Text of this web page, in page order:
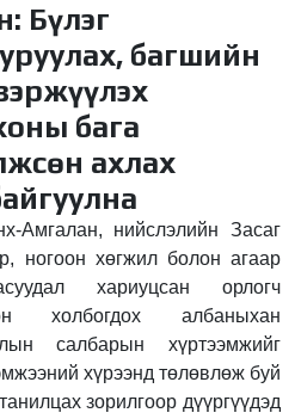
Бүлэг
багшийн
бага
ахлах
Амгалан, нийслэлийн Засаг
ногоон хөгжил болон агаар
хариуцсан орлогч
холбогдох албаныхан
салбарын хүртээмжийг
хүрээнд төлөвлөж буй
зорилгоор дүүргүүдэд